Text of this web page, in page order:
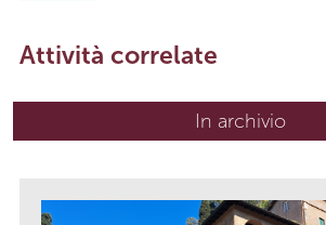
Attività correlate
In archivio